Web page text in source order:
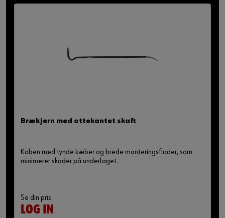
Brækjern med ottekantet skaft
Koben med tynde kæber og brede monteringsflader, som
minimerer skader på underlaget.
Se din pris
LOG IN